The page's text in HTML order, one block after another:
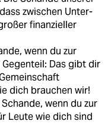
zwischen Unter-
finanzieller
wenn du zur
Das gibt dir
dich brauchen wir!
wenn du zur
Leute wie dich sind